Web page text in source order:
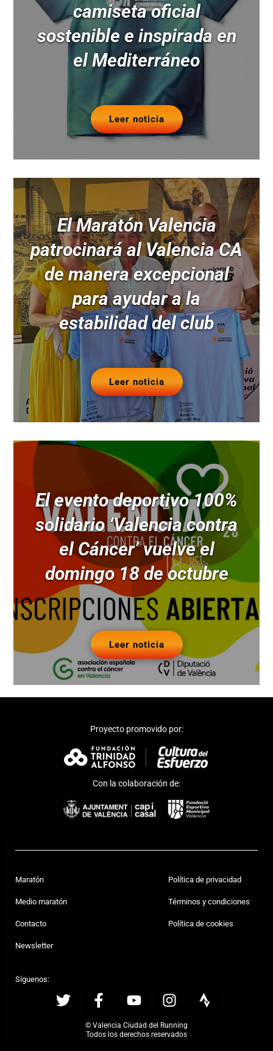
camiseta oficial
sostenible e inspirada en
el Mediterráneo
Leer noticia
El Maratón Valencia
patrocinará al Valencia CA
de manera excepcional
para ayudar a la
estabilidad del club
Leer noticia
El evento deportivo 100%
solidario ‘Valencia contra
el Cáncer’ vuelve el
domingo 18 de octubre
Leer noticia
Proyecto promovido por:
Con la colaboración de:
Maratón
Medio maratón
Contacto
Newsletter
Política de privacidad
Términos y condiciones
Política de cookies
Síguenos:
© Valencia Ciudad del Running
Todos los derechos reservados